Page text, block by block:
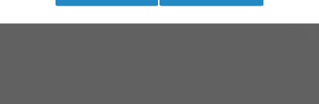
926 m - Vieux-Boucau-les-Bains